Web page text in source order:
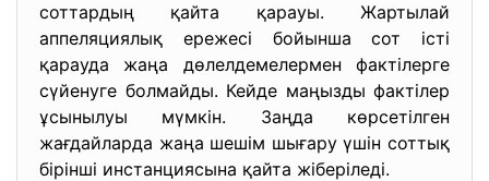
соттардың қайта қарауы. Жартылай
аппеляциялық ережесі бойынша сот істі
қарауда жаңа дөлелдемелермен фактілерге
сүйенуге болмайды. Кейде маңызды фактілер
ұсынылуы мүмкін. Заңда көрсетілген
жағдайларда жаңа шешім шығару үшін соттық
бірінші инстанциясына қайта жіберіледі.